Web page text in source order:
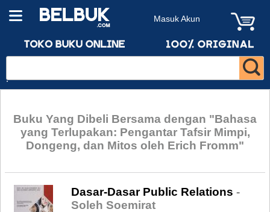
Masuk Akun
Buku Yang Dibeli Bersama dengan "Bahasa
yang Terlupakan: Pengantar Tafsir Mimpi,
Dongeng, dan Mitos oleh Erich Fromm"
Dasar-Dasar Public Relations -
Soleh Soemirat